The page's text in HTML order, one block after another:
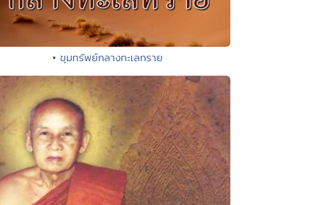
• ขุมทรัพย์กลางทะเลทราย